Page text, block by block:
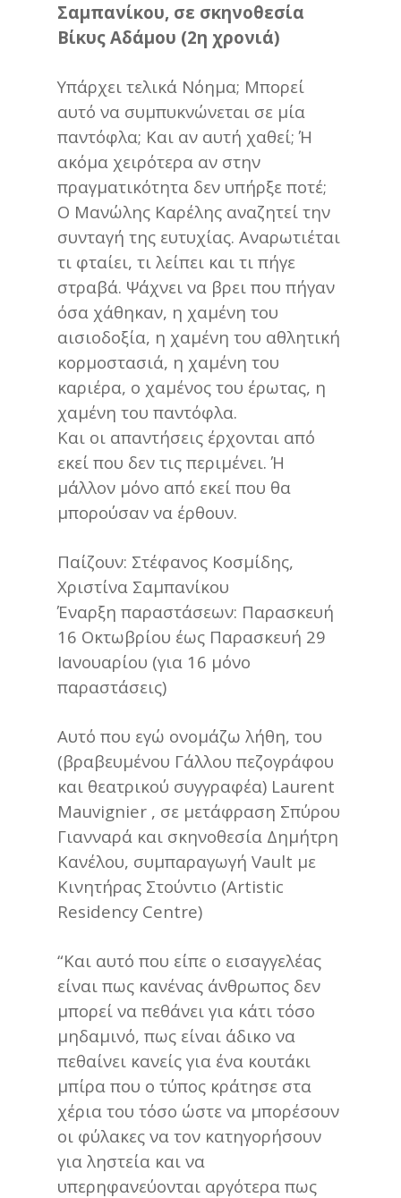
Σαμπανίκου, σε σκηνοθεσία
Bίκυς Αδάμου (2η χρονιά)
Υπάρχει τελικά Νόημα; Μπορεί
αυτό να συμπυκνώνεται σε μία
παντόφλα; Και αν αυτή χαθεί; Ή
ακόμα χειρότερα αν στην
πραγματικότητα δεν υπήρξε ποτέ;
Ο Μανώλης Καρέλης αναζητεί την
συνταγή της ευτυχίας. Αναρωτιέται
τι φταίει, τι λείπει και τι πήγε
στραβά. Ψάχνει να βρει που πήγαν
όσα χάθηκαν, η χαμένη του
αισιοδοξία, η χαμένη του αθλητική
κορμοστασιά, η χαμένη του
καριέρα, ο χαμένος του έρωτας, η
χαμένη του παντόφλα.
Και οι απαντήσεις έρχονται από
εκεί που δεν τις περιμένει. Ή
μάλλον μόνο από εκεί που θα
μπορούσαν να έρθουν.
Παίζουν: Στέφανος Κοσμίδης,
Χριστίνα Σαμπανίκου
Έναρξη παραστάσεων: Παρασκευή
16 Οκτωβρίου έως Παρασκευή 29
Ιανουαρίου (για 16 μόνο
παραστάσεις)
Αυτό που εγώ ονομάζω λήθη, του
(βραβευμένου Γάλλου πεζογράφου
και θεατρικού συγγραφέα) Laurent
Mauvignier , σε μετάφραση Σπύρου
Γιανναρά και σκηνοθεσία Δημήτρη
Κανέλου, συμπαραγωγή Vault με
Κινητήρας Στούντιο (Artistic
Residency Centre)
“Και αυτό που είπε ο εισαγγελέας
είναι πως κανένας άνθρωπος δεν
μπορεί να πεθάνει για κάτι τόσο
μηδαμινό, πως είναι άδικο να
πεθαίνει κανείς για ένα κουτάκι
μπίρα που ο τύπος κράτησε στα
χέρια του τόσο ώστε να μπορέσουν
οι φύλακες να τον κατηγορήσουν
για ληστεία και να
υπερηφανεύονται αργότερα πως